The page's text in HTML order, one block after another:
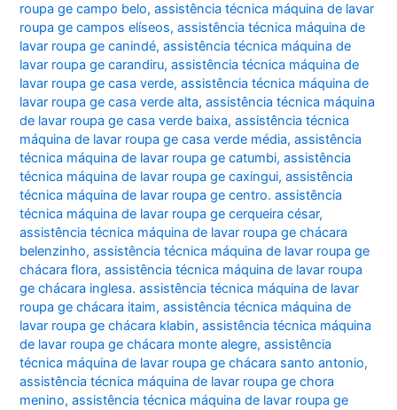
roupa ge campo belo,assistência técnica máquina de lavar
roupa ge campos elíseos,assistência técnica máquina de
lavar roupa ge canindé,assistência técnica máquina de
lavar roupa ge carandiru,assistência técnica máquina de
lavar roupa ge casa verde,assistência técnica máquina de
lavar roupa ge casa verde alta,assistência técnica máquina
de lavar roupa ge casa verde baixa,assistência técnica
máquina de lavar roupa ge casa verde média,assistência
técnica máquina de lavar roupa ge catumbi,assistência
técnica máquina de lavar roupa ge caxingui,assistência
técnica máquina de lavar roupa ge centro. assistência
técnica máquina de lavar roupa ge cerqueira césar,
assistência técnica máquina de lavar roupa ge chácara
belenzinho,assistência técnica máquina de lavar roupa ge
chácara flora,assistência técnica máquina de lavar roupa
ge chácara inglesa. assistência técnica máquina de lavar
roupa ge chácara itaim,assistência técnica máquina de
lavar roupa ge chácara klabin,assistência técnica máquina
de lavar roupa ge chácara monte alegre,assistência
técnica máquina de lavar roupa ge chácara santo antonio,
assistência técnica máquina de lavar roupa ge chora
menino,assistência técnica máquina de lavar roupa ge